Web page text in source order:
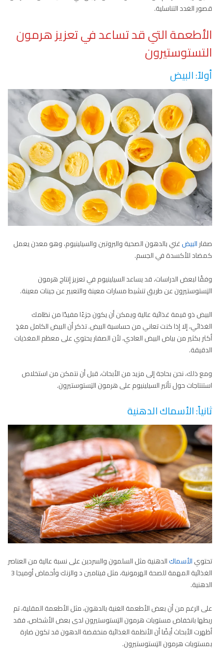
قصور الغدد التناسلية.
الأطعمة التي قد تساعد في تعزيز هرمون
التستوستيرون
أولاً: البيض
صفارالبيضغني بالدهون الصحية والبروتين والسيلينيوم، وهو معدن يعمل
كمضاد للأكسدة في الجسم.
وفقًا لبعض الدراسات، قد يساعد السيلينيوم في تعزيز إنتاج هرمون
التِستوستيرون عن طريق تنشيط مسارات معينة والتعبير عن جينات معينة.
البيض ذو قيمة غذائية عالية ويمكن أن يكون جزءًا مفيدًا من نظامك
الغذائي، إلا إذا كنت تعاني من حساسية البيض. تذكر أن البيض الكامل مغذٍ
أكثر بكثير من بياض البيض العادي، لأن الصفار يحتوي على معظم المغذيات
الدقيقة.
ومع ذلك، نحن بحاجة إلى مزيد من الأبحاث، قبل أن نتمكن من استخلاص
استنتاجات حول تأثير السيلينيوم على هرمون التِستوستيرون.
ثانياً: الأسماك الدهنية
تحتويالأسماكالدهنية مثل السلمون والسردين على نسبة عالية من العناصر
الغذائية المهمة للصحة الهرمونية، مثل فيتامين د والزنك وأحماض أوميجا 3
الدهنية.
على الرغم من أن بعض الأطعمة الغنية بالدهون، مثل الأطعمة المقلية، تم
ربطها بانخفاض مستويات هرمون التِستوستيرون لدى بعض الأشخاص، فقد
أظهرت الأبحاث أيضًا أن الأنظمة الغذائية منخفضة الدهون قد تكون ضارة
بمستويات هرمون التِستوستيرون.